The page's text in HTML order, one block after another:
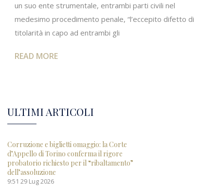
un suo ente strumentale, entrambi parti civili nel
medesimo procedimento penale, “l’eccepito difetto di
titolarità in capo ad entrambi gli
READ MORE
ULTIMI ARTICOLI
Corruzione e biglietti omaggio: la Corte
d’Appello di Torino conferma il rigore
probatorio richiesto per il “ribaltamento”
dell’assoluzione
9:51 29 Lug 2026